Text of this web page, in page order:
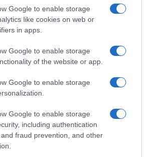
Google to enable storage
like cookies on web or
in apps.
Google to enable storage
of the website or app.
Google to enable storage
Google to enable storage
including authentication
fraud prevention, and other
ΔΙΑΒΆΣΤΕ ΣΤΟ «Π»